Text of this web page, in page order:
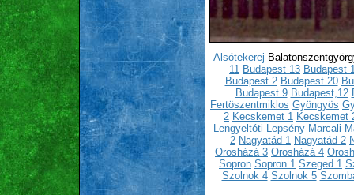
Alsótekerej
11 Budapest 13 Budapest
Budapest 2 Budapest 20
Budapest 9 Budapest,12
Fertöszentmiklos Gyöngyös
2 Kecskemet 1 Kecskemet
Lengyeltóti Lepsény Marcali
2 Nagyatád 1 Nagyatád 2
Orosházá 3 Orosházá 4
Sopron Sopron 1 Szeged 1
Szolnok 4 Szolnok 5